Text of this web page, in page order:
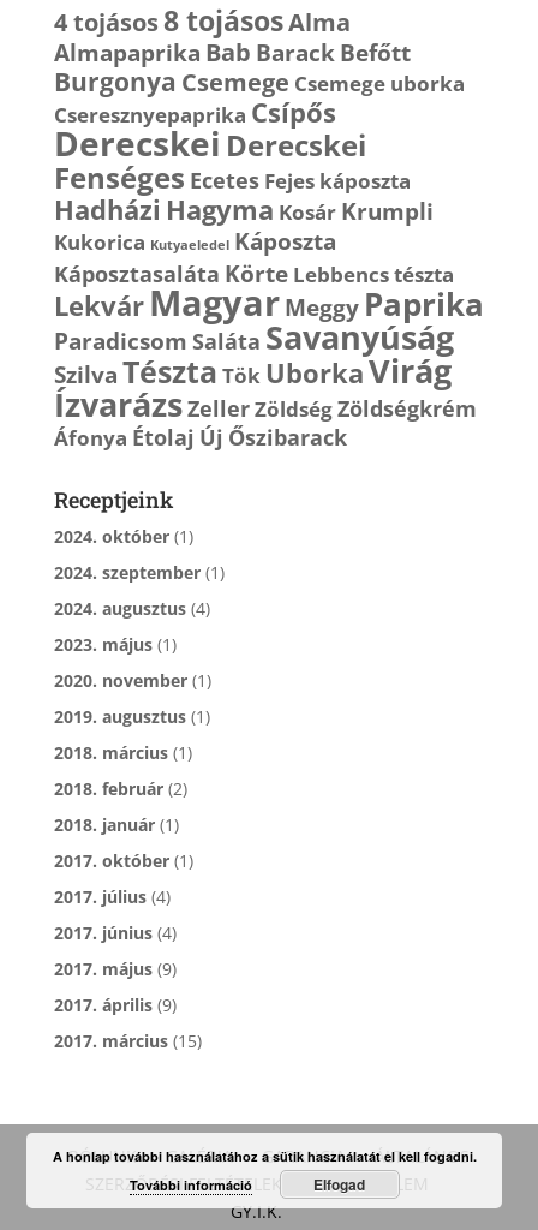
4 tojásos8 tojásosAlma
Almapaprika Bab BarackBefőtt
Burgonya Csemege Csemege uborka
Cseresznyepaprika Csípős
Derecskei Derecskei
Fenséges Ecetes Fejes káposzta
Hadházi Hagyma Kosár Krumpli
Kukorica Kutyaeledel Káposzta
Káposztasaláta Körte Lebbencs tészta
Lekvár MagyarMeggy Paprika
Paradicsom Saláta Savanyúság
SzilvaTészta Tök UborkaVirág
ÍzvarázsZellerZöldségZöldségkrém
Áfonya Étolaj Új Őszibarack
Receptjeink
2024. október(1)
2024. szeptember(1)
2024. augusztus(4)
2023. május(1)
2020. november(1)
2019. augusztus(1)
2018. március(1)
2018. február(2)
2018. január(1)
2017. október(1)
2017. július(4)
2017. június(4)
2017. május(9)
2017. április(9)
2017. március(15)
RÓLUNK GALÉRIA GARANCIA
ÁLTALÁNOS
SZERZŐDÉSI FELTÉTELEK
ADATVÉDELEM
GY.I.K.
A honlap további használatához a sütik használatát el kell fogadni.
További információ
Elfogad